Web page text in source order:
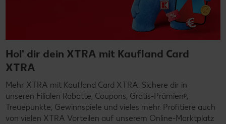
Hol' dir dein XTRA mit Kaufland Card
XTRA
Mehr XTRA mit Kaufland Card XTRA: Sichere dir in
unseren Filialen Rabatte, Coupons, Gratis-Prämienᵖ,
Treuepunkte, Gewinnspiele und vieles mehr. Profitiere auch
von vielen XTRA Vorteilen auf unserem Online-Marktplatz